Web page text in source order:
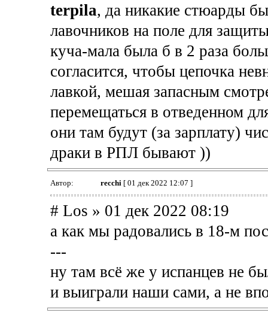
terpila, да никакие стюарды
лавочников на поле для
куча-мала была б в 2 раза
согласится, чтобы цепочка
лавкой, мешая запасным
перемещаться в отведенном
они там будут (за зарплату)
драки в РПЛ бывают ))
Автор: recchi [ 01 дек 2022 12:07 ]
# Los » 01 дек 2022 08:19
а как мы радовались в 18-м
---
ну там всё же у испанцев не
и выиграли наши сами, а не